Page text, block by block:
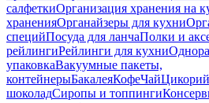
салфеткиОрганизация хранения на
храненияОрганайзеры для кухни
специйПосуда для ланчаПолки и
рейлингиРейлинги для кухни
упаковкаВакуумные пакеты,
контейнерыБакалеяКофеЧай
шоколадСиропы и топпинги